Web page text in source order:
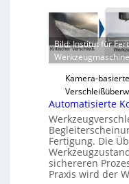
v
e
r
l
ä
e
D
r
u
c
Bild: Institut für
Kamera-
Automatisierte
Fertigung. Die
sichereren
Praxis wird der